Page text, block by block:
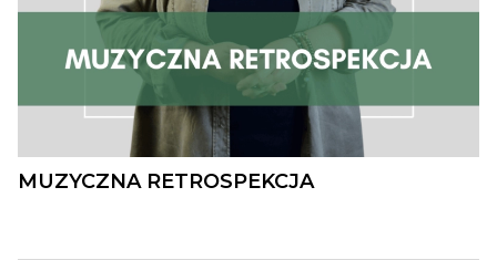
MUZYCZNA RETROSPEKCJA